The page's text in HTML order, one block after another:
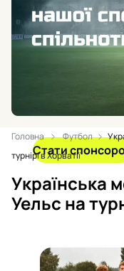
Стати
Головна Футбол
турнірі в Хорватії
Українська
Уельс на